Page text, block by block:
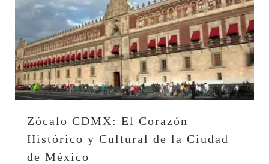
Zócalo CDMX: El Corazón
Histórico y Cultural de la Ciudad
de México